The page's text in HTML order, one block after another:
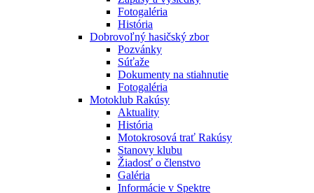
Fotogaléria
História
Dobrovoľný hasičský zbor
Pozvánky
Súťaže
Dokumenty na stiahnutie
Fotogaléria
Motoklub Rakúsy
Aktuality
História
Motokrosová trať Rakúsy
Stanovy klubu
Žiadosť o členstvo
Galéria
Informácie v Spektre